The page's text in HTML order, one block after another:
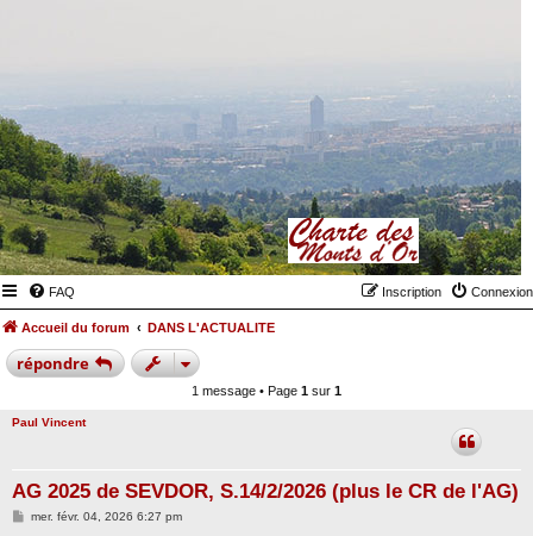
FAQ Connexion
Inscription
Accueil du forum DANS L'ACTUALITE
répondre
1 message • Page 1 sur 1
Paul Vincent
AG 2025 de SEVDOR, S.14/2/2026 (plus le CR de l'AG)
Mmer. févr. 04, 2026 6:27 pm